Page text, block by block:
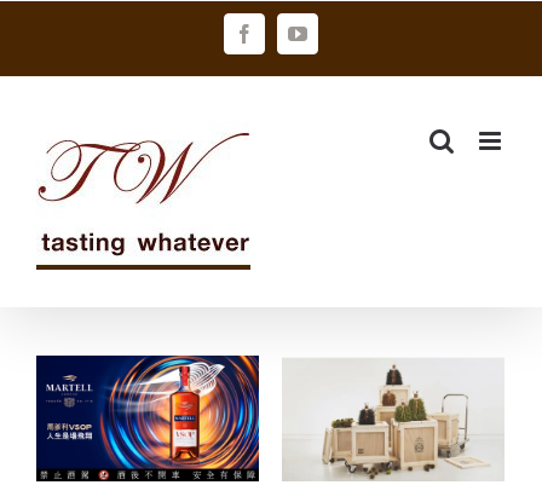
FacebookYouTube
馬爹利再獻全
新風範之作 引
領干邑品味新
軒尼詩首度攜
手LOEWE，跨
界共譜奢華新